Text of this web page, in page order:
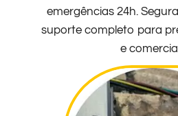
emergências 24h.
suporte completo para
e